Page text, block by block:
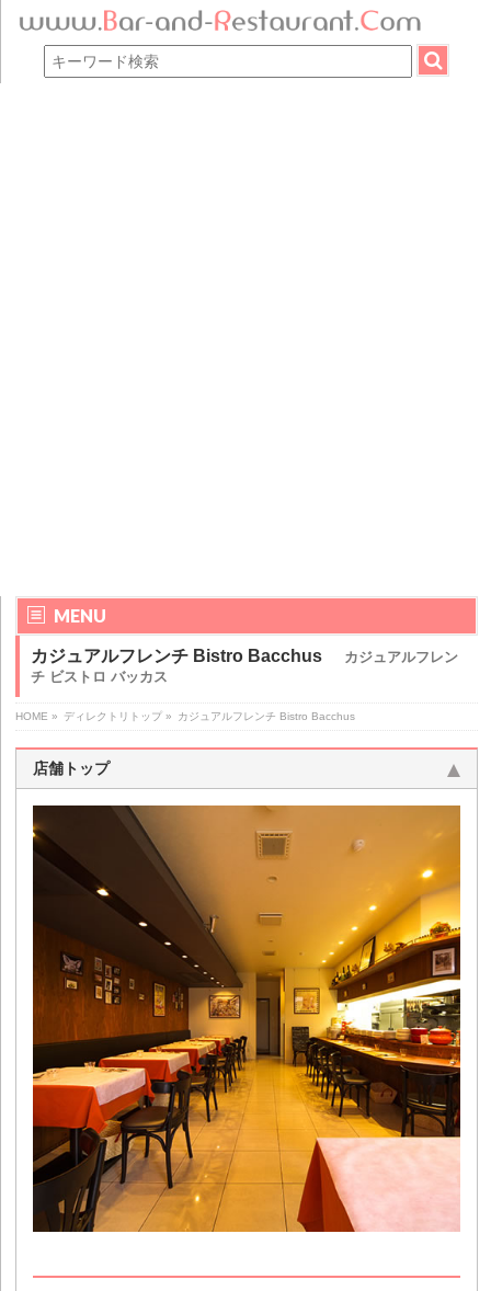
MENU
カジュアルフレンチ Bistro Bacchus
カジュアルフレン
チ ビストロ バッカス
HOME » ディレクトリトップ » カジュアルフレンチ Bistro Bacchus
店舗トップ